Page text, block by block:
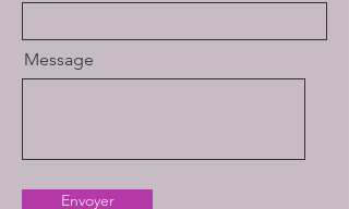
Message
Envoyer